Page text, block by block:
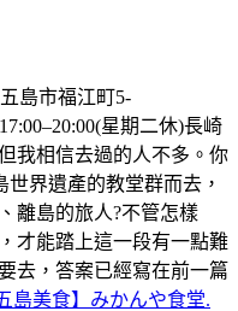
島市福江町5-
星期二休)長崎
我相信去過的人不多。你
界遺產的教堂群而去，
離島的旅人?不管怎樣
才能踏上這一段有一點難
去，答案已經寫在前一篇
島美食】みかんや食堂.